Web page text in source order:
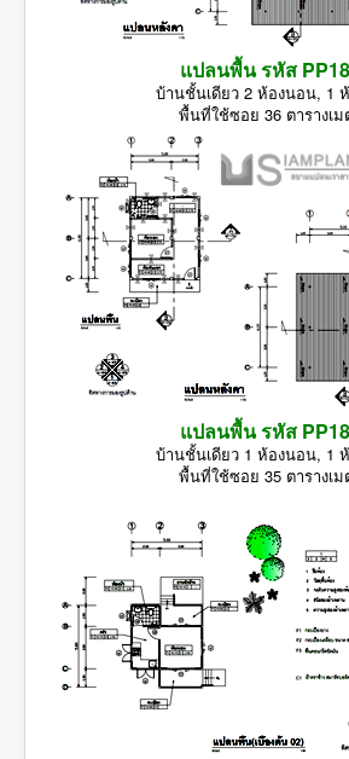
แปลนพื้น รหัส
บ้านชั้นเดียว 2 ห้องนอน, 1
พื้นที่ใช้ซอย 36 ตารางเม
แปลนพื้น รหัส
บ้านชั้นเดียว 1 ห้องนอน, 1
พื้นที่ใช้ซอย 35 ตารางเม